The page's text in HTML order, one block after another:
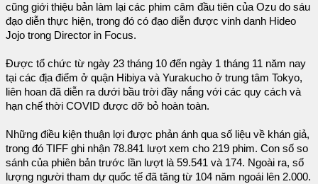
cũng giới thiệu bản làm lại các phim câm đầu tiên của Ozu do sáu
đạo diễn thực hiện, trong đó có đạo diễn được vinh danh Hideo
Jojo trong Director in Focus.
Được tổ chức từ ngày 23 tháng 10 đến ngày 1 tháng 11 năm nay
tại các địa điểm ở quận Hibiya và Yurakucho ở trung tâm Tokyo,
liên hoan đã diễn ra dưới bầu trời đầy nắng với các quy cách và
hạn chế thời COVID được dỡ bỏ hoàn toàn.
Những điều kiện thuận lợi được phản ánh qua số liệu về khán giả,
trong đó TIFF ghi nhận 78.841 lượt xem cho 219 phim. Con số so
sánh của phiên bản trước lần lượt là 59.541 và 174. Ngoài ra, số
lượng người tham dự quốc tế đã tăng từ 104 năm ngoái lên 2.000.